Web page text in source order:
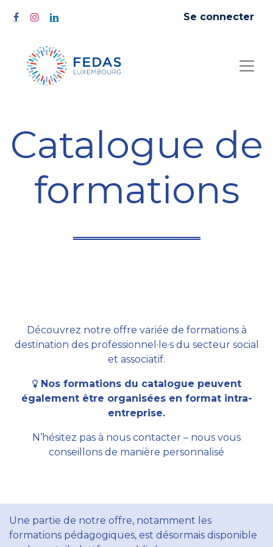
Se connecter
Catalogue de
formations
Découvrez notre offre variée de formations à
destination des professionnel·le·s du secteur social
et associatif.
Nos formations du catalogue peuvent
également être organisées en format intra-
entreprise.
N’hésitez pas à nous contacter – nous vous
conseillons de manière personnalisé
Une partie de notre offre, notamment les
formations pédagogiques, est désormais disponible